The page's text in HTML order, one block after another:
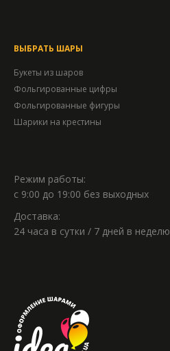
ВЫБРАТЬ ШАРЫ
Букеты из шаров
Фольгированные цифры
Фольгированные фигуры
Шарики на крестины
Режим работы:
с 9:00 до 19:00 без выходных
Доставка:
24 часа в сутки / 7 дней в неделю